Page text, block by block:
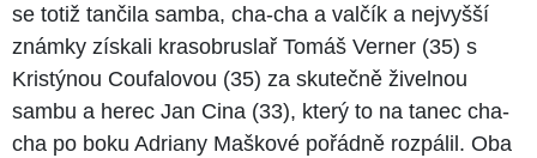
se totiž tančila samba, cha-cha a valčík a nejvyšší
známky získali krasobruslař Tomáš Verner (35) s
Kristýnou Coufalovou (35) za skutečně živelnou
sambu a herec Jan Cina (33), který to na tanec cha-
cha po boku Adriany Maškové pořádně rozpálil. Oba